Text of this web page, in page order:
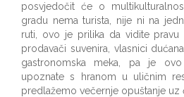
posvjedočit će o
gradu nema turista, nije ni na
ruti, ovo je prilika da vidite pravu
prodavači suvenira, vlasnici
gastronomska meka, pa je
upoznate s hranom u uličnim
predlažemo večernje opuštanje uz